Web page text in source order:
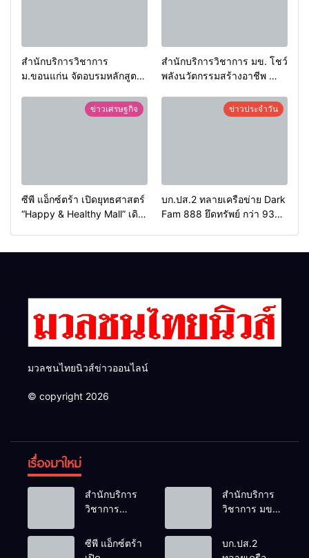
สำนักบริการวิชาการ
ม.ขอนแก่น จัดอบรมหลักสูตร
ศักยภาพเจ้าหน้าที่ท้องถิ่น
รับมืออัคคีภัยตามมาตรฐาน
สำนักบริการวิชาการ มข. โชว์
พลังนวัตกรรมสร้างอาชีพ นำ
ระดับชาติ NCPD 2026
เปลี่ยน “ผ้าเหลือ” สู่รายได้ที่
ข่าวเศรษฐกิจ
ซีพี แอ็กซ์ตร้า เปิดยุทธศาสตร์
“Happy & Healthy Mall” เดิน
ข่าวประจำวัน
บก.ปส.2 ทลายเครือข่าย Dark
Fam 888 ยึดทรัพย์ กว่า 93
มวลชนไทยนิวส์ข่าวออนไลน์
© copyright 2026
เรื่องมาใหม่
สำนักบริการ
วิชาการ
จัดอบรม
หลักสูตร “ดับ
สำนักบริการ
วิชาการ มข.
นวัตกรรม
สร้างอาชีพ
ซีพี แอ็กซ์ตร้า
บก.ปส.2